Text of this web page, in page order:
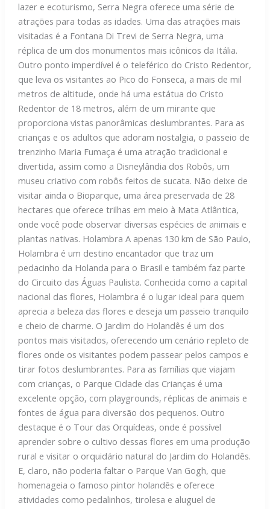
lazer e ecoturismo, Serra Negra oferece uma série de
atrações para todas as idades. Uma das atrações mais
visitadas é a Fontana Di Trevi de Serra Negra, uma
réplica de um dos monumentos mais icônicos da Itália.
Outro ponto imperdível é o teleférico do Cristo Redentor,
que leva os visitantes ao Pico do Fonseca, a mais de mil
metros de altitude, onde há uma estátua do Cristo
Redentor de 18 metros, além de um mirante que
proporciona vistas panorâmicas deslumbrantes. Para as
crianças e os adultos que adoram nostalgia, o passeio de
trenzinho Maria Fumaça é uma atração tradicional e
divertida, assim como a Disneylândia dos Robôs, um
museu criativo com robôs feitos de sucata. Não deixe de
visitar ainda o Bioparque, uma área preservada de 28
hectares que oferece trilhas em meio à Mata Atlântica,
onde você pode observar diversas espécies de animais e
plantas nativas. Holambra A apenas 130 km de São Paulo,
Holambra é um destino encantador que traz um
pedacinho da Holanda para o Brasil e também faz parte
do Circuito das Águas Paulista. Conhecida como a capital
nacional das flores, Holambra é o lugar ideal para quem
aprecia a beleza das flores e deseja um passeio tranquilo
e cheio de charme. O Jardim do Holandês é um dos
pontos mais visitados, oferecendo um cenário repleto de
flores onde os visitantes podem passear pelos campos e
tirar fotos deslumbrantes. Para as famílias que viajam
com crianças, o Parque Cidade das Crianças é uma
excelente opção, com playgrounds, réplicas de animais e
fontes de água para diversão dos pequenos. Outro
destaque é o Tour das Orquídeas, onde é possível
aprender sobre o cultivo dessas flores em uma produção
rural e visitar o orquidário natural do Jardim do Holandês.
E, claro, não poderia faltar o Parque Van Gogh, que
homenageia o famoso pintor holandês e oferece
atividades como pedalinhos, tirolesa e aluguel de